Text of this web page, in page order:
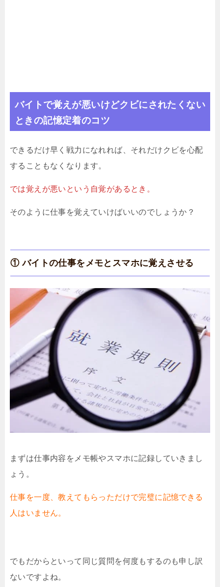
バイトで覚えが悪いけどクビにされたくない
ときの記憶定着のコツ
できるだけ早く戦力になれれば、それだけクビを心配
することもなくなります。
では覚えが悪いという自覚があるとき。
そのように仕事を覚えていけばいいのでしょうか？
① バイトの仕事をメモとスマホに覚えさせる
まずは仕事内容をメモ帳やスマホに記録していきまし
ょう。
仕事を一度、教えてもらっただけで完璧に記憶できる
人はいません。
でもだからといって同じ質問を何度もするのも申し訳
ないですよね。